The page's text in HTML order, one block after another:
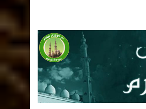
الطاعات